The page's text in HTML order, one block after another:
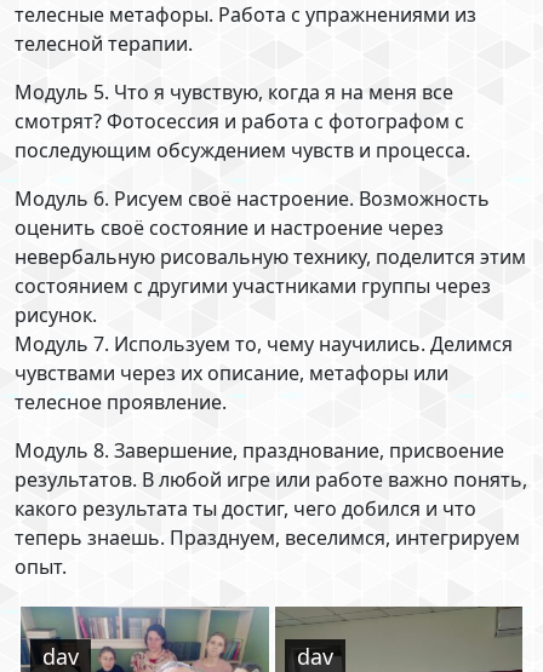
телесные метафоры. Работа с упражнениями из
телесной терапии.
Модуль 5. Что я чувствую, когда я на меня все
смотрят? Фотосессия и работа с фотографом с
последующим обсуждением чувств и процесса.
Модуль 6. Рисуем своё настроение. Возможность
оценить своё состояние и настроение через
невербальную рисовальную технику, поделится этим
состоянием с другими участниками группы через
рисунок.
Модуль 7. Используем то, чему научились. Делимся
чувствами через их описание, метафоры или
телесное проявление.
Модуль 8. Завершение, празднование, присвоение
результатов. В любой игре или работе важно понять,
какого результата ты достиг, чего добился и что
теперь знаешь. Празднуем, веселимся, интегрируем
опыт.
dav dav